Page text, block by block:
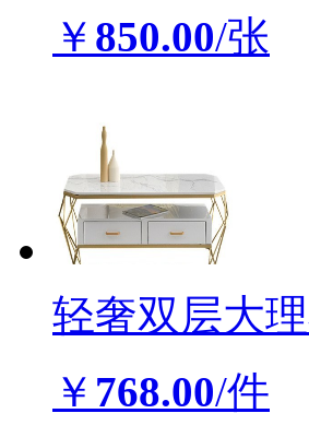
￥ 850.00/张
轻奢双层大
￥ 768.00/件